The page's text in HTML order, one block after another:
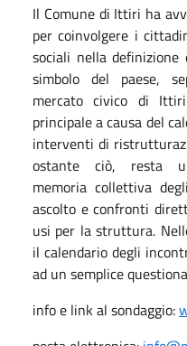
Il Comune di Ittiri ha
per coinvolgere i
sociali nella
simbolo del paese,
mercato civico di
principale a causa del
interventi di
ostante ciò, resta
memoria collettiva
ascolto e confronti
usi per la struttura.
il calendario degli
ad un semplice
info e link al sondaggio: